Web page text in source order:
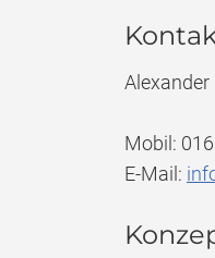
Mobil:
E-Mail: